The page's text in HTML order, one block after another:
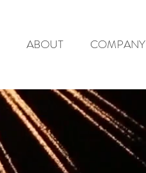
ABOUT COMPANY